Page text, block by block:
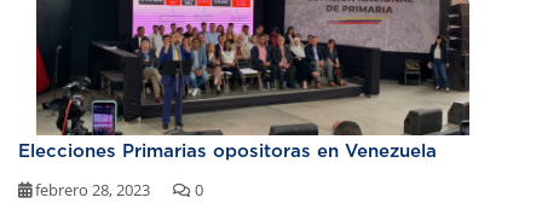
Elecciones Primarias opositoras en Venezuela
febrero 28, 2023 0